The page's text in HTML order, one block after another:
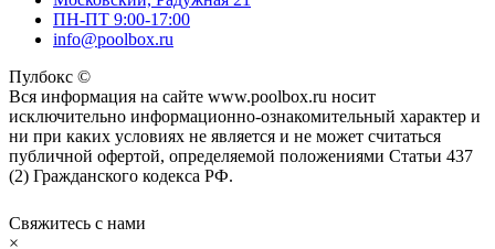
ПН-ПТ 9:00-17:00
info@poolbox.ru
Пулбокс ©
Вся информация на сайте www.poolbox.ru носит
исключительно информационно-ознакомительный характер и
ни при каких условиях не является и не может считаться
публичной офертой, определяемой положениями Статьи 437
(2) Гражданского кодекса РФ.
Свяжитесь с нами
×